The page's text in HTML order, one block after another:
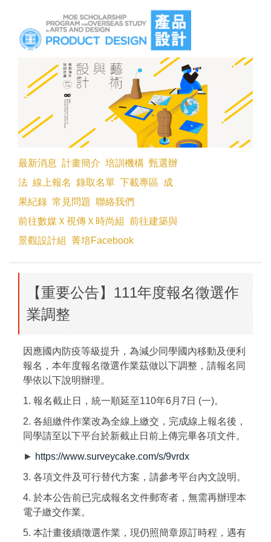
最新消息 計畫簡介 培訓機構 甄選辦
法 線上報名 錄取名單 下載專區
成
果紀錄 常見問題 聯絡我們
前往數媒Ｘ視傳Ｘ時尚組
前往建築與
景觀設計組
菁培Facebook
【重要公告】111年度報名徵選作
業調整
因應國內防疫等級提升，為減少同學國內移動及便利
報名，本年度報名徵選作業茲做以下調整，請報名同
學依以下說明辦理。
1. 報名截止日，統一順延至110年6月7日 (一)。
2. 各組繳件作業改為全線上繳交，完成線上報名後，
同學請至以下平台於新截止日前上傳完畢各項文件。
► https://www.surveycake.com/s/9vrdx
3. 各項文件及可行替代方案，請參考平台內文說明。
4. 於本公告前已完成報名文件郵寄者，無需再辦理本
電子繳交作業。
5. 本計畫後續徵選作業，現仍照簡章原訂時程，遇有